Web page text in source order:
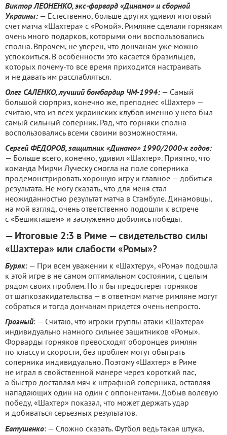
Виктор ЛЕОНЕНКО, экс-форвард «Динамо» и сборной
Украины: — Естественно, больше других удивил итоговый
счет матча «Шахтера» с «Ромой». Римляне сделали горнякам
очень много подарков, которыми они воспользовались
сполна. Впрочем, не уверен, что дончанам уже можно
успокоиться. В особенности это касается бразильцев,
которых почему-то все время приходится настраивать
и не давать им расслабляться.
Олег САЛЕНКО, лучший бомбардир ЧМ-1994: — Самый
большой сюрприз, конечно же, преподнес «Шахтер» —
считаю, что из всех украинских клубов именно у него был
самый сильный соперник. Рад, что горняки сполна
воспользовались всеми своими возможностями.
Сергей ФЕДОРОВ, защитник «Динамо» 1990/2000-х годов:
— Больше всего, конечно, удивил «Шахтер». Приятно, что
команда Мирчи Луческу смогла на поле соперника
продемонстрировать хорошую игру и главное — добиться
результата. Не могу сказать, что для меня стал
неожиданностью результат матча в Стамбуле. Динамовцы,
на мой взгляд, очень ответственно подошли к встрече
с «Бешикташем» и заслуженно добились победы.
— Итоговые 2:3 в Риме — свидетельство силы
«Шахтера» или слабости «Ромы»?
Буряк: — При всем уважении к «Шахтеру», «Рома» подошла
к этой игре в не самом оптимальном состоянии, с целым
рядом своих проблем. Но я бы предостерег горняков
от шапкозакидательства — в ответном матче римляне могут
собраться и тогда дончанам придется очень непросто.
Грозный: — Считаю, что игроки группы атаки «Шахтера»
индивидуально намного сильнее защитников «Ромы».
Форварды горняков превосходят оборонцев римлян
по классу и скорости, без проблем могут обыграть
соперника индивидуально. Поэтому «Шахтер» в Риме
не играл в свойственной манере через короткий пас,
а быстро доставлял мяч к штрафной соперника, оставляя
нападающих один на один с оппонентами. Добыв волевую
победу, «Шахтер» показал, что может держать удар
и добиваться серьезных результатов.
Евтушенко: — Сложно сказать. Футбол ведь такая штука,